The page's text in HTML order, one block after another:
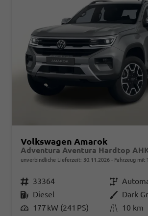
Volkswagen Amarok
unverbindliche Lieferzeit: 30.11.2026 Fahrzeug mit
Fahrzeugnr. 33364 Getriebe
Kraftstoff Diesel AußenfarbeDark
Leistung 177 kW (241 PS) Kilometerstand 10 km